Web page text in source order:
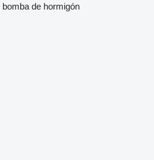
de hormigón